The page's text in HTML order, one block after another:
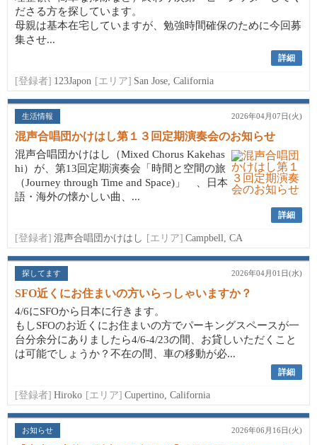
ださる方を探しています。
母親は基本在宅していますが、勉強時間確保のために今回募
集させ...
詳細
[登録者] 123Japon [エリア] San Jose, California
生活情報 2026年04月07日(火)
混声合唱団かけはし第１３回定期演奏会のお知らせ
混声合唱団かけはし（Mixed Chorus Kakehas
hi）が、第13回定期演奏会「時間と空間の旅
（Journey through Time and Space)」 、日本
語・海外の懐かしい曲、...
詳細
[登録者] 混声合唱団かけはし [エリア] Campbell, CA
探してます 2026年04月01日(水)
SFO近くにお住まいの方いらっしゃいますか？
4/6にSFOから日本に行きます。
もしSFOのお近くにお住まいの方でパーキングスペースが一
台分余分にありましたら4/6-4/23の間、お貸しいただくこと
は可能でしょうか？不在の間、車の移動が必...
詳細
[登録者] Hiroko [エリア] Cupertino, California
お知らせ 2026年06月16日(火)